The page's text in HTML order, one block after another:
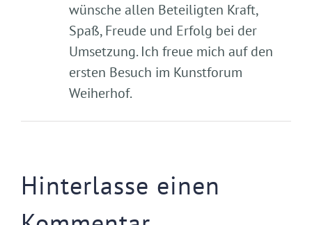
wünsche allen Beteiligten Kraft,
Spaß, Freude und Erfolg bei der
Umsetzung. Ich freue mich auf den
ersten Besuch im Kunstforum
Weiherhof.
Hinterlasse einen